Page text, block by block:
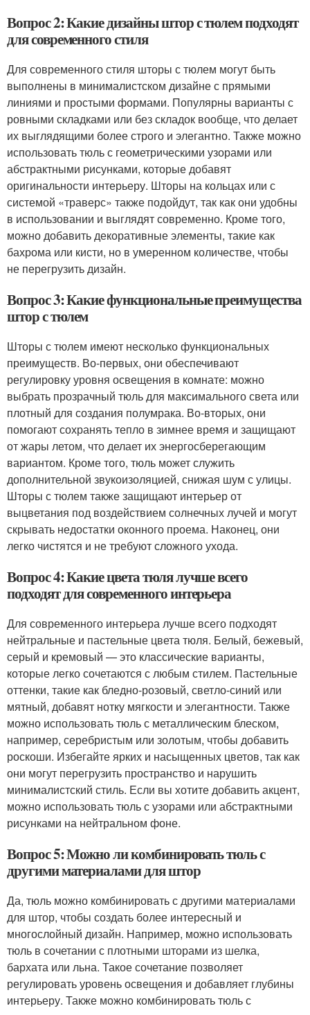
Вопрос 2: Какие дизайны штор с тюлем подходят
для современного стиля
Для современного стиля шторы с тюлем могут быть
выполнены в минималистском дизайне с прямыми
линиями и простыми формами. Популярны варианты с
ровными складками или без складок вообще, что делает
их выглядящими более строго и элегантно. Также можно
использовать тюль с геометрическими узорами или
абстрактными рисунками, которые добавят
оригинальности интерьеру. Шторы на кольцах или с
системой «траверс» также подойдут, так как они удобны
в использовании и выглядят современно. Кроме того,
можно добавить декоративные элементы, такие как
бахрома или кисти, но в умеренном количестве, чтобы
не перегрузить дизайн.
Вопрос 3: Какие функциональные преимущества
штор с тюлем
Шторы с тюлем имеют несколько функциональных
преимуществ. Во-первых, они обеспечивают
регулировку уровня освещения в комнате: можно
выбрать прозрачный тюль для максимального света или
плотный для создания полумрака. Во-вторых, они
помогают сохранять тепло в зимнее время и защищают
от жары летом, что делает их энергосберегающим
вариантом. Кроме того, тюль может служить
дополнительной звукоизоляцией, снижая шум с улицы.
Шторы с тюлем также защищают интерьер от
выцветания под воздействием солнечных лучей и могут
скрывать недостатки оконного проема. Наконец, они
легко чистятся и не требуют сложного ухода.
Вопрос 4: Какие цвета тюля лучше всего
подходят для современного интерьера
Для современного интерьера лучше всего подходят
нейтральные и пастельные цвета тюля. Белый, бежевый,
серый и кремовый — это классические варианты,
которые легко сочетаются с любым стилем. Пастельные
оттенки, такие как бледно-розовый, светло-синий или
мятный, добавят нотку мягкости и элегантности. Также
можно использовать тюль с металлическим блеском,
например, серебристым или золотым, чтобы добавить
роскоши. Избегайте ярких и насыщенных цветов, так как
они могут перегрузить пространство и нарушить
минималистский стиль. Если вы хотите добавить акцент,
можно использовать тюль с узорами или абстрактными
рисунками на нейтральном фоне.
Вопрос 5: Можно ли комбинировать тюль с
другими материалами для штор
Да, тюль можно комбинировать с другими материалами
для штор, чтобы создать более интересный и
многослойный дизайн. Например, можно использовать
тюль в сочетании с плотными шторами из шелка,
бархата или льна. Такое сочетание позволяет
регулировать уровень освещения и добавляет глубины
интерьеру. Также можно комбинировать тюль с